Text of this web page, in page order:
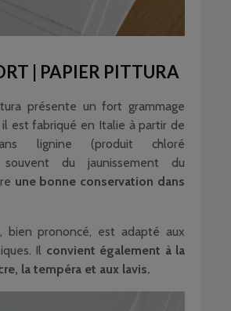
| PAPIER PITTURA
présente un fort grammage
est fabriqué en Italie à partir de
lignine (produit chloré
souvent du jaunissement du
une bonne conservation dans
bien prononcé, est adapté aux
Il convient également à la
la tempéra et aux lavis.